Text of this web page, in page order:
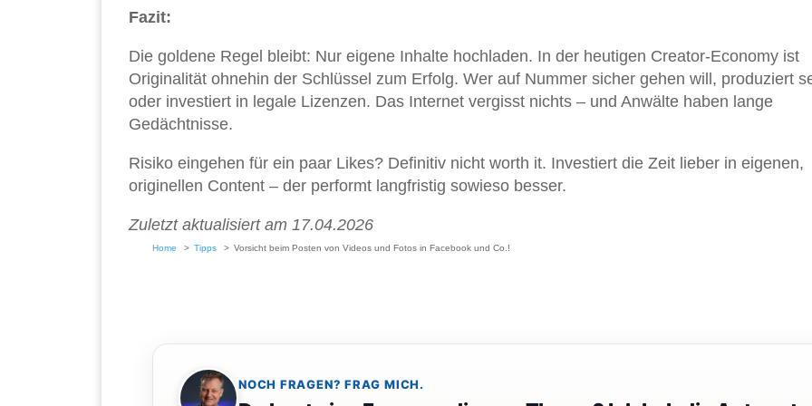
Fazit:
Die goldene Regel bleibt: Nur eigene Inhalte hochladen. In der heutigen Creator-Economy ist
Originalität ohnehin der Schlüssel zum Erfolg. Wer auf Nummer sicher gehen will, produziert
oder investiert in legale Lizenzen. Das Internet vergisst nichts – und Anwälte haben lange
Gedächtnisse.
Risiko eingehen für ein paar Likes? Definitiv nicht worth it. Investiert die Zeit lieber in eigenen,
originellen Content – der performt langfristig sowieso besser.
Zuletzt aktualisiert am 17.04.2026
Home Tipps Vorsicht beim Posten von Videos und Fotos in Facebook und Co.!
NOCH FRAGEN? FRAG MICH.